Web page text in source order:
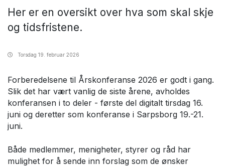
Her er en oversikt over hva som skal skje
og tidsfristene.
Torsdag 19. februar 2026
Forberedelsene til Årskonferanse 2026 er godt i gang.
Slik det har vært vanlig de siste årene, avholdes
konferansen i to deler - første del digitalt tirsdag 16.
juni og deretter som konferanse i Sarpsborg 19.-21.
juni.
Både medlemmer, menigheter, styrer og råd har
mulighet for å sende inn forslag som de ønsker